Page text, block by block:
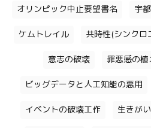
オリンピック中止要望書名 宇
ケムトレイル 共時性(シンクロ
意志の破壊 罪悪感の植
ビッグデータと人工知能の悪用
イベントの破壊工作 生きが